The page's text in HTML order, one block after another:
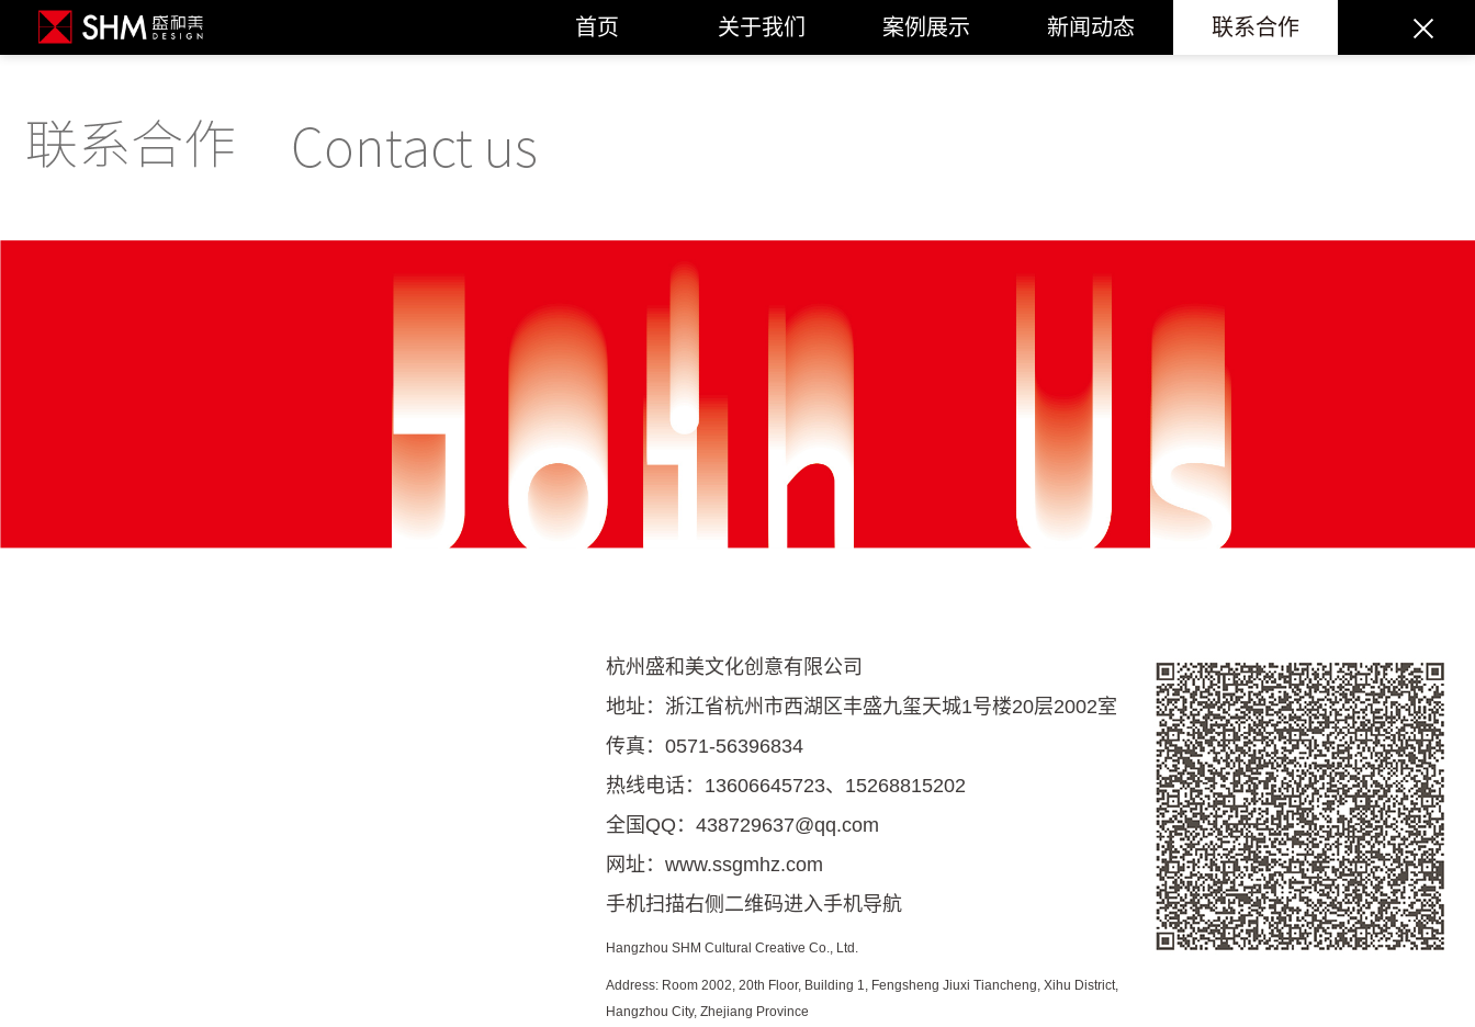
首页 关于我们 案例展示 新闻动态 联系合作
杭州盛和美文化创意有限公司
地址：浙江省杭州市西湖区丰盛九玺天城1号楼20层2002室
传真：0571-56396834
热线电话：13606645723、15268815202
全国QQ：438729637@qq.com
网址：www.ssgmhz.com
手机扫描右侧二维码进入手机导航
Hangzhou SHM Cultural Creative Co., Ltd.
Address: Room 2002, 20th Floor, Building 1, Fengsheng Jiuxi Tiancheng, Xihu District,
Hangzhou City, Zhejiang Province